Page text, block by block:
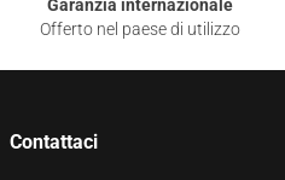
Garanzia internazionale
Offerto nel paese di utilizzo
Contattaci